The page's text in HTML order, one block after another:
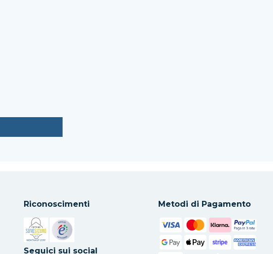
Riconoscimenti
Si apre in una nuova scheda
Si apre in una nuova scheda
Seguici sui social
Metodi di Pagamento